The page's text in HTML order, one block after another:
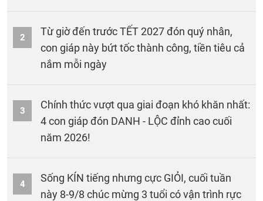
2
Từ giờ đến trước TẾT 2027 đón quý nhân,
con giáp này bứt tốc thành công, tiền tiêu cả
nắm mỗi ngày
3
Chính thức vượt qua giai đoạn khó khăn nhất:
4 con giáp đón DANH - LỘC đỉnh cao cuối
năm 2026!
4
Sống KÍN tiếng nhưng cực GIỎI, cuối tuần
này 8-9/8 chúc mừng 3 tuổi có vận trình rực